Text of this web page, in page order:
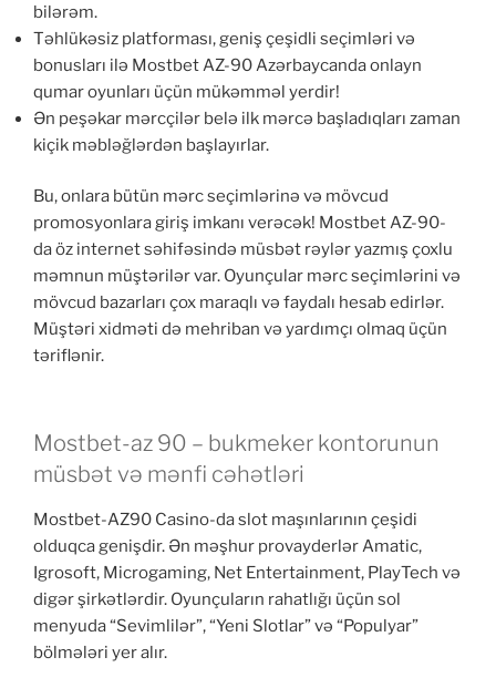
bilərəm.
Təhlükəsiz platforması, geniş çeşidli seçimləri və
bonusları ilə Mostbet AZ-90 Azərbaycanda onlayn
qumar oyunları üçün mükəmməl yerdir!
Ən peşəkar mərcçilər belə ilk mərcə başladıqları zaman
kiçik məbləğlərdən başlayırlar.
Bu, onlara bütün mərc seçimlərinə və mövcud
promosyonlara giriş imkanı verəcək! Mostbet AZ-90-
da öz internet səhifəsində müsbət rəylər yazmış çoxlu
məmnun müştərilər var. Oyunçular mərc seçimlərini və
mövcud bazarları çox maraqlı və faydalı hesab edirlər.
Müştəri xidməti də mehriban və yardımçı olmaq üçün
təriflənir.
Mostbet-az 90 – bukmeker kontorunun
müsbət və mənfi cəhətləri
Mostbet-AZ90 Casino-da slot maşınlarının çeşidi
olduqca genişdir. Ən məşhur provayderlər Amatic,
Igrosoft, Microgaming, Net Entertainment, PlayTech və
digər şirkətlərdir. Oyunçuların rahatlığı üçün sol
menyuda “Sevimlilər”, “Yeni Slotlar” və “Populyar”
bölmələri yer alır.